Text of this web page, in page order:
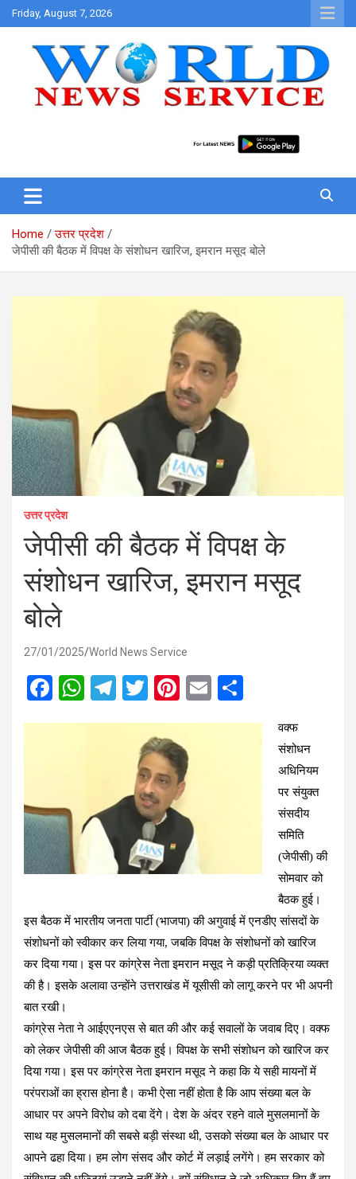
Skip
to
Friday, August 7, 2026
Home
उत्तर प्रदेश
जेपीसी की बैठक में विपक्ष के संशोधन खारिज, इमरान मसूद बोले
उत्तर प्रदेश
जेपीसी की बैठक में विपक्ष के
संशोधन खारिज, इमरान मसूद
बोले
27/01/2025 World News Service
F
o
k
W
p
p
T
gr
a
m
T
tt
er
Pi
er
es
t
E
वक्फ
संशोधन
अधिनियम
पर संयुक्त
संसदीय
समिति
(जेपीसी) की
सोमवार को
बैठक हुई।
इस बैठक में भारतीय जनता पार्टी (भाजपा) की अगुवाई में एनडीए सांसदों के
संशोधनों को स्वीकार कर लिया गया, जबकि विपक्ष के संशोधनों को खारिज
कर दिया गया। इस पर कांग्रेस नेता इमरान मसूद ने कड़ी प्रतिक्रिया व्यक्त
की है। इसके अलावा उन्होंने उत्तराखंड में यूसीसी को लागू करने पर भी अपनी
बात रखी।
कांग्रेस नेता ने आईएएनएस से बात की और कई सवालों के जवाब दिए। वक्फ
को लेकर जेपीसी की आज बैठक हुई। विपक्ष के सभी संशोधन को खारिज कर
दिया गया। इस पर कांग्रेस नेता इमरान मसूद ने कहा कि ये सही मायनों में
परंपराओं का ह्रास होना है। कभी ऐसा नहीं होता है कि आप संख्या बल के
आधार पर अपने विरोध को दबा देंगे। देश के अंदर रहने वाले मुसलमानों के
साथ यह मुसलमानों की सबसे बड़ी संस्था थी, उसको संख्या बल के आधार पर
आपने ढहा दिया। हम लोग संसद और कोर्ट में लड़ाई लगेंगे। हम सरकार को